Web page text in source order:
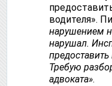
водителя».
нарушением
нарушал.
предоставить
Требую
адвоката».